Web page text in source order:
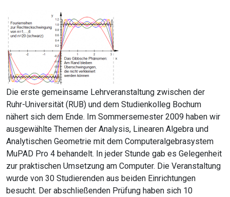
Die erste gemeinsame Lehrveranstaltung zwischen der
Ruhr-Universität (RUB) und dem Studienkolleg Bochum
nähert sich dem Ende. Im Sommersemester 2009 haben wir
ausgewählte Themen der Analysis, Linearen Algebra und
Analytischen Geometrie mit dem Computeralgebrasystem
MuPAD Pro 4 behandelt. In jeder Stunde gab es Gelegenheit
zur praktischen Umsetzung am Computer. Die Veranstaltung
wurde von 30 Studierenden aus beiden Einrichtungen
besucht. Der abschließenden Prüfung haben sich 10